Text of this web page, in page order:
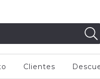
Clientes